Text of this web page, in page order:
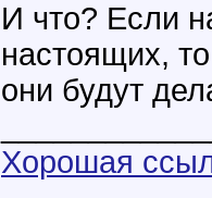
И что? Если
настоящих,
они будут
Хорошая